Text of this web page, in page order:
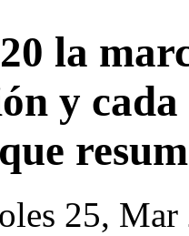
la
y
25, Mar